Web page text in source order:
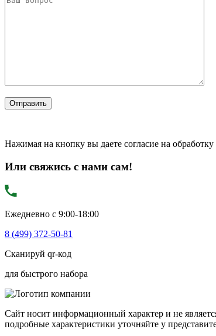
Нажимая на кнопку вы даете согласие на
Или свяжись с нами сам!
Ежедневно с 9:00-18:00
8 (499) 372-50-81
Сканируй qr-код
для быстрого набора
Сайт носит информационный характер и не
подробные характеристики уточняйте у